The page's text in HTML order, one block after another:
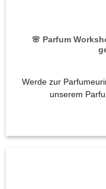
🌸 Parfum
Werde zur
unserem